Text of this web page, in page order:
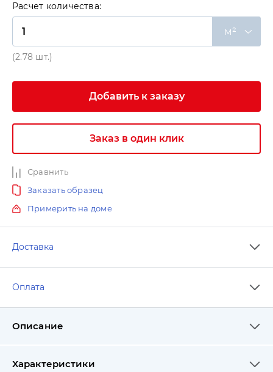
Расчет количества:
м²
(2.78 шт.)
Добавить к заказу
Заказ в один клик
Сравнить
Заказать образец
Примерить на доме
Доставка
Оплата
Описание
Характеристики